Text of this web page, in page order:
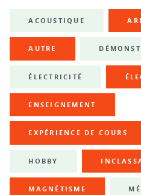
ACOUSTIQUE
AUTRE
ÉLECTRICITÉ
ENSEIGNEMENT
EXPÉRIENCE DE COURS
HOBBY
MAGNÉTISME